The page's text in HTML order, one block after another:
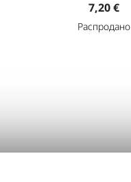
7,20 €
Распродано